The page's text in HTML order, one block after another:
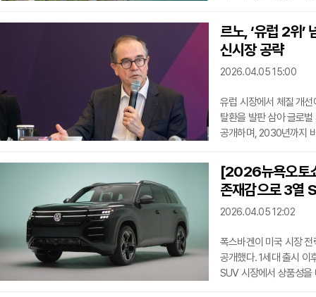
여행지와 항공사, 호텔,
리조트의 이번 수상은
인정받은 결과로 풀이된
독특한 지리적 조건을 갖
르노, ‘유럽 2위’
신시장 공략
2026.04.05 15:00
유럽 시장에서 체질 개
탈환을 발판 삼아 글로
공개하며, 2030년까지
있다.르노 그룹은 3일
‘퓨처레디’를 발표했다.
단계로, 유럽 중심의 수
프로보 회장은 이날
[2026뉴욕오토
존재감으로 3열
2026.04.05 12:02
폭스바겐이 미국 시장
공개했다. 1세대 출시 이
SUV 시장에서 상품성을